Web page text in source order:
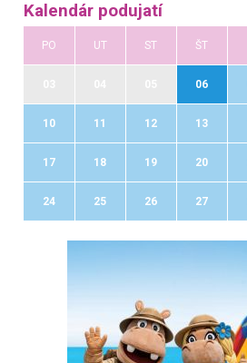
Kalendár podujatí
PO UT ST ŠT
06
10 11 12 13
17 18 19 20
24 25 26 27